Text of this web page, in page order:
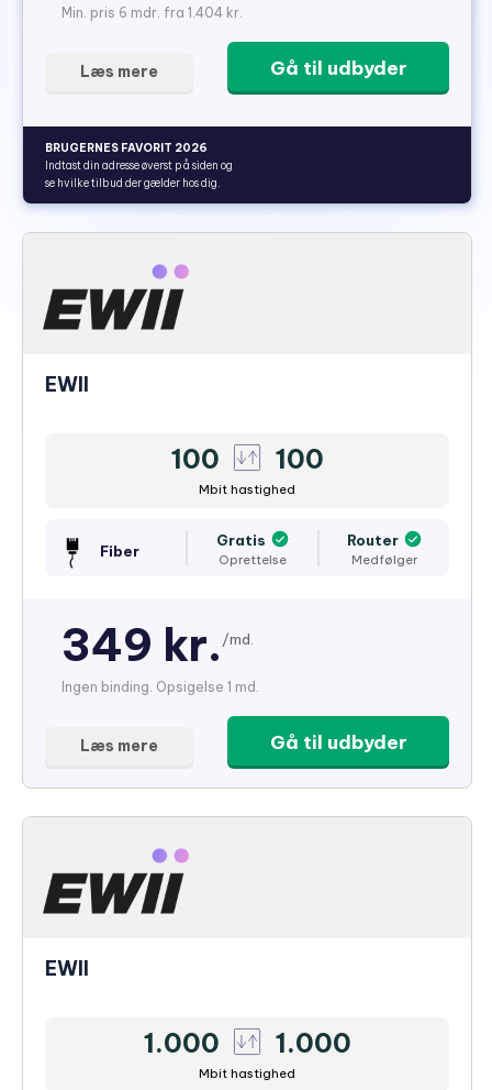
Min. pris 6 mdr. fra 1.404 kr.
Gå til udbyder
Læs mere
BRUGERNES FAVORIT 2026
Indtast din adresse øverst på siden og
se hvilke tilbud der gælder hos dig.
EWII
100 100
Mbit hastighed
Fiber
Gratis
Oprettelse
Router
Medfølger
349 kr. /md.
Ingen binding. Opsigelse 1 md.
Gå til udbyder
Læs mere
EWII
1.000 1.000
Mbit hastighed